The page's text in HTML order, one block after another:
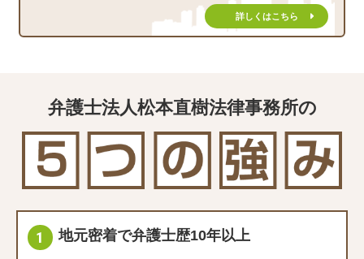
詳しくはこちら
弁護士法人松本直樹法律事務所の
地元密着で弁護士歴10年以上